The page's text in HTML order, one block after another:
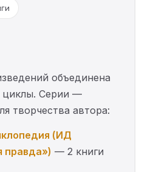
объединена
Серии —
творчества автора:
(ИД
правда») — 2 книги